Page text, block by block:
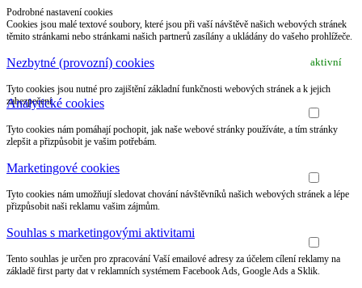
Podrobné nastavení cookies
Cookies jsou malé textové soubory, které jsou při vaší návštěvě našich webových stránek
těmito stránkami nebo stránkami našich partnerů zasílány a ukládány do vašeho prohlížeče.
Nezbytné (provozní) cookies aktivní
Tyto cookies jsou nutné pro zajištění základní funkčnosti webových stránek a k jejich
zabezpečení.
Analytické cookies
Tyto cookies nám pomáhají pochopit, jak naše webové stránky používáte, a tím stránky
zlepšit a přizpůsobit je vašim potřebám.
Marketingové cookies
Tyto cookies nám umožňují sledovat chování návštěvníků našich webových stránek a lépe
přizpůsobit naši reklamu vašim zájmům.
Souhlas s marketingovými aktivitami
Tento souhlas je určen pro zpracování Vaší emailové adresy za účelem cílení reklamy na
základě first party dat v reklamních systémem Facebook Ads, Google Ads a Sklik.